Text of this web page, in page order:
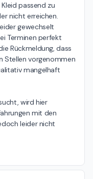
passend zu
nicht erreichen.
gewechselt
Terminen perfekt
Rückmeldung, dass
Stellen vorgenommen
mangelhaft
wird hier
mit den
leider nicht